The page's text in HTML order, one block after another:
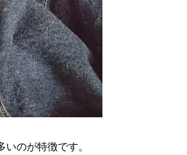
のが特徴です。